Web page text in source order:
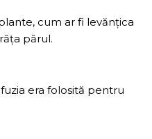
cum ar fi levănțica
părul.
era folosită pentru